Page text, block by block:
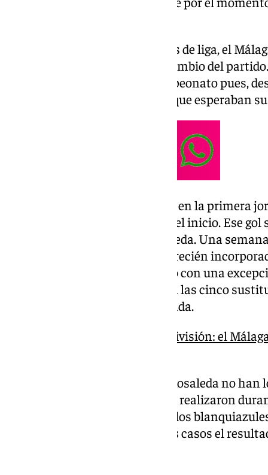
En estas diez primeras jornadas de liga, el
tantos tras realizar el primer cambio del
dos primeras jornadas del campeonato pues,
sacarle partida a los jugadores que esperaban
El primero de ellos se consiguió en la primera
Adrián Niño que arrancó desde el inicio. Ese
punto ante el Eibar en La Rosaleda. Una
Martiricos, consiguió anotar el recién
mejores tantos del campeonato con una
minutos. Se habían realizado ya las cinco
la primera alegría de la temporada.
Clasificación de Segunda División: el
A partir de entonces, los de La Rosaleda no
puntos las sustituciones que se realizaron
modificación que hace Pellicer, los
tantos, empeorando en muchos casos el